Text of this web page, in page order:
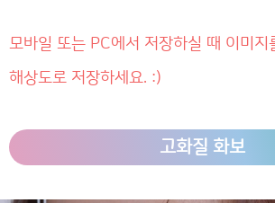
모바일 또는 PC에서 저장하실 때 이미지
해상도로 저장하세요. :)
고화질 화보